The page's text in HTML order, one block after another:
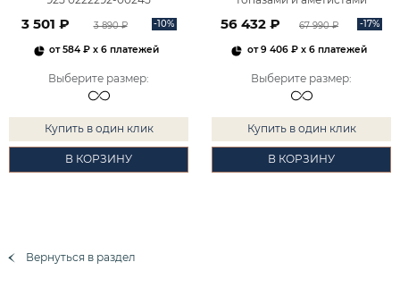
3 501 ₽ 3 890 ₽ -10%
от584 ₽ x 6 платежей
Выберите размер:
Купить в один клик
В КОРЗИНУ
56 432 ₽ 67 990 ₽ -17%
от9 406 ₽x 6 платежей
Выберите размер:
Купить в один клик
В КОРЗИНУ
Вернуться в раздел